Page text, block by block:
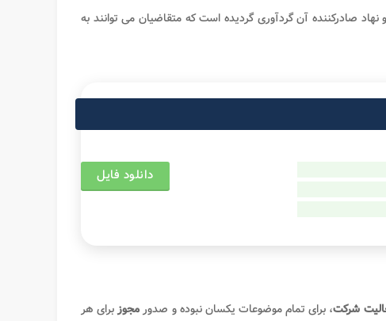
نهاد صادرکننده آن گردآوری گردیده است که متقاضیان می توانند به
دانلود فایل
شرکت، برای تمام موضوعات یکسان نبوده و صدورمجوزبرای هر